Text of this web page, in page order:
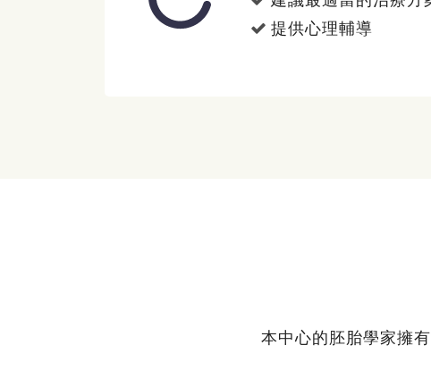
提供心理輔導
本中心的胚胎學家擁